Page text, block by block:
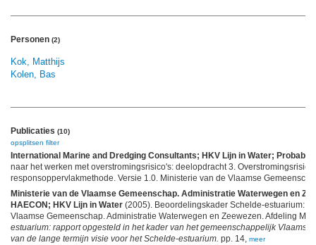
Personen (2)
Kok, Matthijs
Kolen, Bas
Publicaties (10)
opsplitsen filter
International Marine and Dredging Consultants; HKV Lijn in Water;
naar het werken met overstromingsrisico's: deelopdracht 3.
responsoppervlakmethode. Versie 1.0. Ministerie van de Vlaamse
Ministerie van de Vlaamse Gemeenschap. Administratie Waterwegen en
HAECON; HKV Lijn in Water (2005). Beoordelingskader Schelde-estuarium:
Vlaamse Gemeenschap. Administratie Waterwegen en Zeewezen. Afdeling
estuarium: rapport opgesteld in het kader van het gemeenschappelijk
van de lange termijn visie voor het Schelde-estuarium. pp. 14, meer